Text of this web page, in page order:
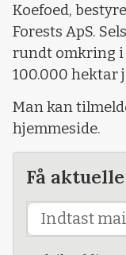
Koefoed,
Forests ApS.
rundt omkring i
100.000 hektar
Man kan
hjemmeside.
Få